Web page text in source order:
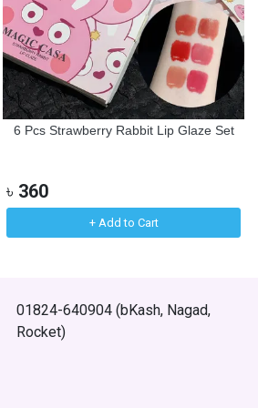
6 Pcs Strawberry Rabbit Lip Glaze Set
৳ 360
+ Add to Cart
01824-640904 (bKash, Nagad,
Rocket)